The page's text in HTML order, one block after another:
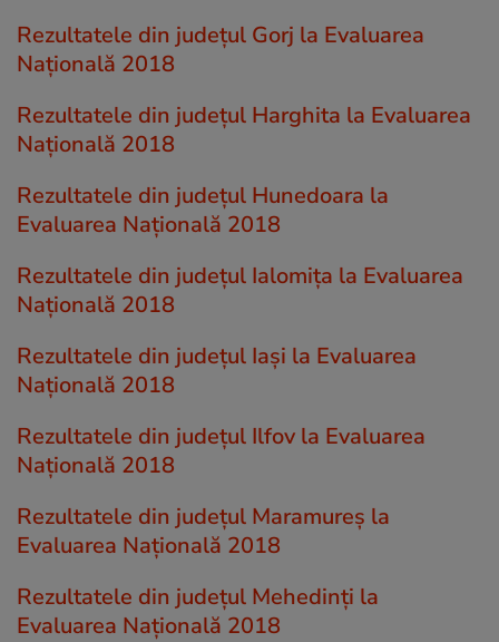
Rezultatele din județul Gorj la Evaluarea
Națională 2018
Rezultatele din județul Harghita la Evaluarea
Națională 2018
Rezultatele din județul Hunedoara la
Evaluarea Națională 2018
Rezultatele din județul Ialomiţa la Evaluarea
Națională 2018
Rezultatele din județul Iaşi la Evaluarea
Națională 2018
Rezultatele din județul Ilfov la Evaluarea
Națională 2018
Rezultatele din județul Maramureş la
Evaluarea Națională 2018
Rezultatele din județul Mehedinţi la
Evaluarea Națională 2018